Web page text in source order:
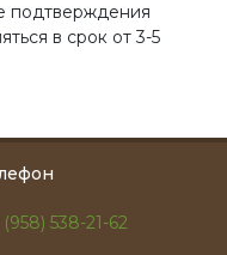
подтверждения
в срок от 3-5
538-21-62